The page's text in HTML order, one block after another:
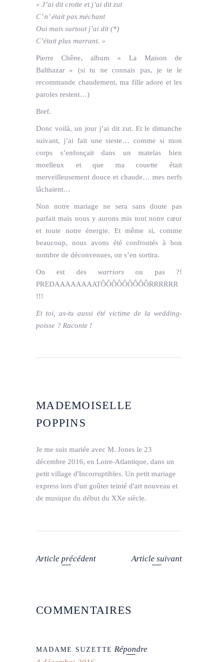
« J’ai dit crotte et j’ai dit zut
C’ n’ était pas méchant
Oui mais surtout j’ai dit (*)
C’était plus marrant. »
Pierre Chêne, album « La Maison de
Balthazar » (si tu ne connais pas, je te le
recommande chaudement, ma fille adore et les
paroles restent…)
Bref.
Donc voilà, un jour j’ai dit zut. Et le dimanche
suivant, j’ai fait une sieste… comme si mon
corps s’enfonçait dans un matelas bien
moelleux et que ma couette était
merveilleusement douce et chaude… mes nerfs
lâchaient…
Non notre mariage ne sera sans doute pas
parfait mais nous y aurons mis tout notre cœur
et toute notre énergie. Et même si, comme
beaucoup, nous avons été confrontés à bon
nombre de déconvenues, on s’en sortira.
On est des warriors ou pas ?!
PREDAAAAAAAATÔÔÔÔÔÔÔÔÔRRRRRR
!!!
Et toi, as-tu aussi été victime de la wedding-
poisse ? Raconte !
MADEMOISELLE
POPPINS
Je me suis mariée avec M. Jones le 23
décembre 2016, en Loire-Atlantique, dans un
petit village d'Incorruptibles. Un petit mariage
express lors d'un goûter teinté d'art nouveau et
de musique du début du XXe siècle.
Article précédent Article suivant
COMMENTAIRES
MADAME SUZETTE Répondre